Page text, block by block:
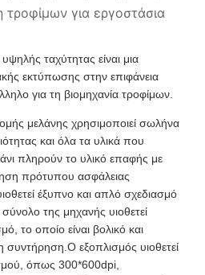
τροφίμων για εργοστάσια
ταχύτητας είναι μια
εκτύπωσης στην επιφάνεια
για τη βιομηχανία τροφίμων.
μελάνης χρησιμοποιεί σωλήνα
και όλα τα υλικά που
πληρούν το υλικό επαφής με
πρότυπου ασφάλειας
έξυπνο και απλό σχεδιασμό
της μηχανής υιοθετεί
το οποίο είναι βολικό και
εξοπλισμός υιοθετεί
όπως 300*600dpi,